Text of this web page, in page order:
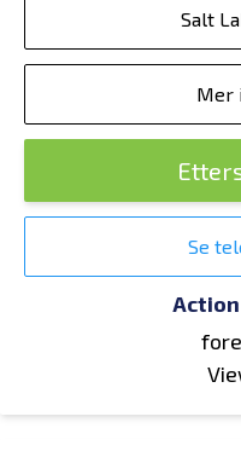
Salt
Mer
Se